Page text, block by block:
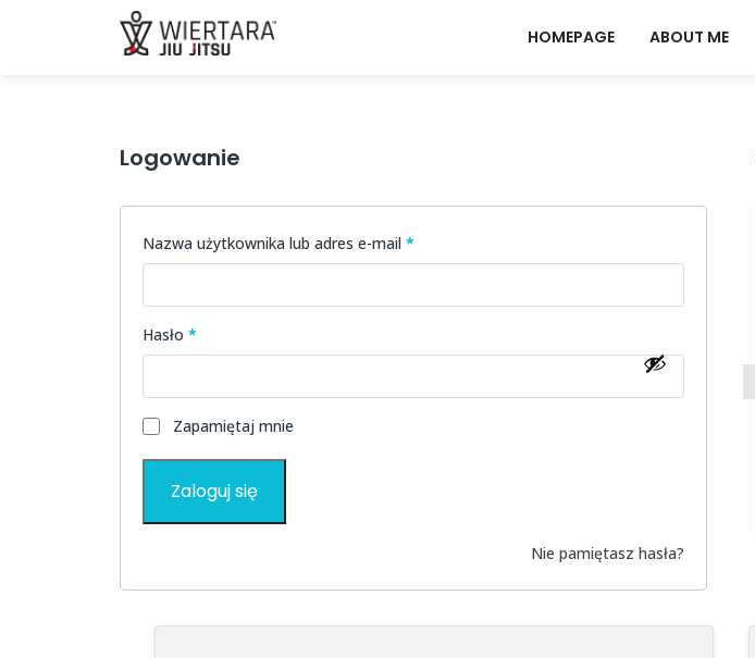
WIERTARA JIU JITSU - ENG
HOMEPAGE ABOUT ME
Logowanie
Nazwa użytkownika lub adres e-mail *
Hasło *
Zapamiętaj mnie
Zaloguj się
Nie pamiętasz hasła?